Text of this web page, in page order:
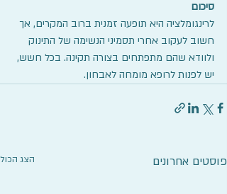
סיכום
לרינגומלציה היא תופעה זמנית ברוב המקרים, אך
חשוב לעקוב אחרי תסמיני הנשימה של התינוק
ולוודא שהם מתפתחים בצורה תקינה. בכל חשש,
יש לפנות לרופא מומחה לאבחון.
פוסטים אחרונים הצג הכול